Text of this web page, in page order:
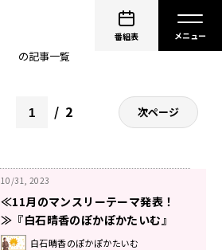
番組表
の記事一覧
2 次ページ
10/31, 2023
≪11月のマンスリーテーマ発表！
≫『白石晴香のぽかぽかたいむ』
白石晴香のぽかぽかたいむ